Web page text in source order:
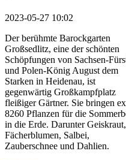
2023-05-27 10:02
Der berühmte Barockgarten
Großsedlitz, eine der schönten
Schöpfungen von Sachsen-
und Polen-König August dem
Starken in Heidenau, ist
gegenwärtig Großkampfplatz
fleißiger Gärtner. Sie bringen
8260 Pflanzen für die
in die Erde. Darunter Geiskraut,
Fächerblumen, Salbei,
Zauberschnee und Dahlien.